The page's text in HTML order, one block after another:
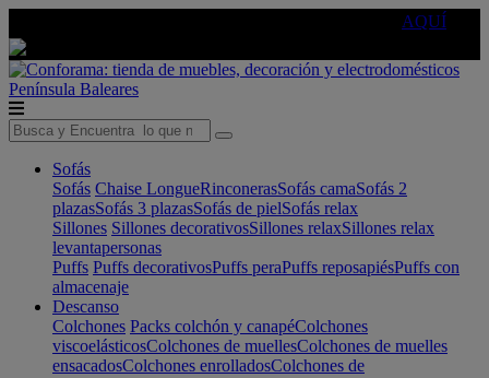
AQUÍ
Península Baleares
Sofás
Sofás Chaise LongueRinconerasSofás camaSofás 2
plazasSofás 3 plazasSofás de pielSofás relax
Sillones Sillones decorativosSillones relaxSillones relax
levantapersonas
Puffs Puffs decorativosPuffs peraPuffs reposapiésPuffs con
almacenaje
Descanso
Colchones Packs colchón y canapéColchones
viscoelásticosColchones de muellesColchones de muelles
ensacadosColchones enrolladosColchones de